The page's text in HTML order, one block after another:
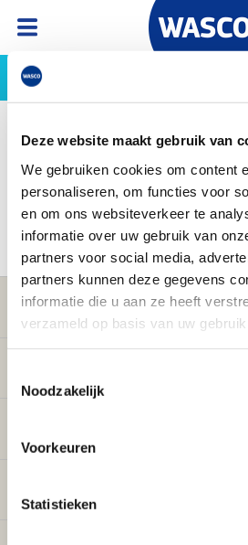
Deze website maakt gebruik van
We gebruiken cookies om content
personaliseren, om functies voor
en om ons websiteverkeer te
informatie over uw gebruik van
partners voor social media,
partners kunnen deze gegevens
informatie die u aan ze heeft
verzameld op basis van uw
Noodzakelijk
Voorkeuren
Statistieken
Ga naar de Wasco app
Assortiment
Nieuws
TOON ALLE
Klantenservice